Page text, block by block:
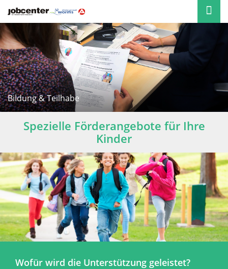
Bildung & Teilhabe
Spezielle Förderangebote für Ihre
Kinder
Wofür wird die Unterstützung geleistet?